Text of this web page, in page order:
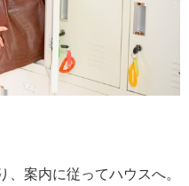
案内に従ってハウスへ。